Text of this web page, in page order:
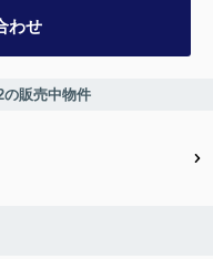
わせ
の販売中物件